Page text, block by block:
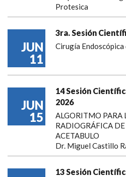
Protesica
JUN
11
3ra. Sesión
Cirugía Endoscópica
JUN
15
14 Sesión
2026
ALGORITMO PARA
RADIOGRÁFICA
ACETABULO
Dr. Miguel Castillo
13 Sesión